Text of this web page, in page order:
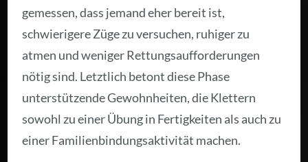
gemessen, dass jemand eher bereit ist,
schwierigere Züge zu versuchen, ruhiger zu
atmen und weniger Rettungsaufforderungen
nötig sind. Letztlich betont diese Phase
unterstützende Gewohnheiten, die Klettern
sowohl zu einer Übung in Fertigkeiten als auch zu
einer Familienbindungsaktivität machen.